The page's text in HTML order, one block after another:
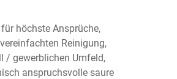
höchste Ansprüche,
Reinigung,
/ gewerblichen Umfeld,
anspruchsvolle saure